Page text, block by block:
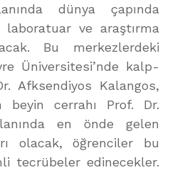
dünya çapında
laboratuar ve araştırma
Bu merkezlerdeki
Üniversitesi’nde kalp-
Afksendiyos Kalangos,
beyin cerrahı Prof. Dr.
en önde gelen
olacak, öğrenciler bu
tecrübeler edinecekler.